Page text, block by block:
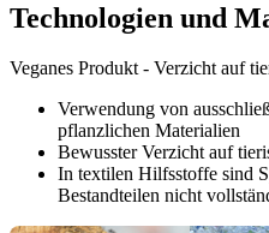
Technologien und
Veganes Produkt - Verzicht auf
Verwendung von
pflanzlichen Materialien
Bewusster Verzicht auf
In textilen Hilfsstoffe sind
Bestandteilen nicht